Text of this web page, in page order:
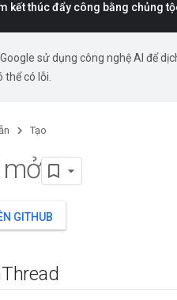
kết thúc đẩy công bằng chủng
Google sử dụng công nghệ AI để
thể có lỗi.
Tạo
GITHUB
Thread